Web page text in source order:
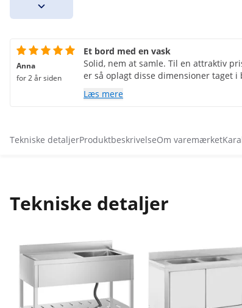
Anna
for 2 år siden
Et bord med en vask
Solid, nem at samle. Til en attraktiv
er så oplagt disse dimensioner taget i
Læs mere
Tekniske detaljerProduktbeskrivelseOm varemærket
Tekniske detaljer